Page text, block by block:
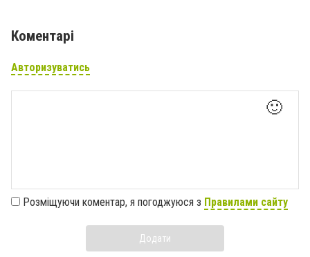
Коментарі
Авторизуватись
🙂
Розміщуючи коментар, я погоджуюся з Правилами сайту
Додати